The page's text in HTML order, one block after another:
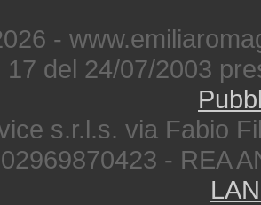
-
17 del 24/07/2003
s.r.l.s. via Fabio
- REA